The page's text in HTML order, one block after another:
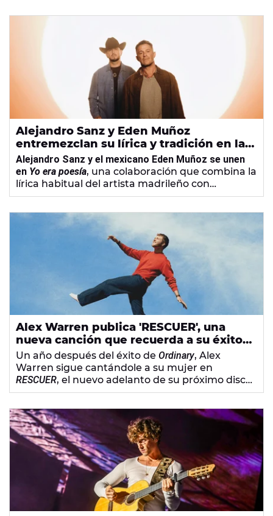
Alejandro Sanz y Eden Muñoz
entremezclan su lírica y tradición en la
canción 'Yo era poesía'
Alejandro Sanz y el mexicano Eden Muñoz se unen
en Yo era poesía, una colaboración que combina la
lírica habitual del artista madrileño con
elementos instrumentales de la tradición
Alex Warren publica 'RESCUER', una
nueva canción que recuerda a su éxito
'Ordinary'
Un año después del éxito de Ordinary, Alex
Warren sigue cantándole a su mujer en
RESCUER, el nuevo adelanto de su próximo disco.
A través de la letra, el artista agradece todo el
todo su mundo "
se vino abajo